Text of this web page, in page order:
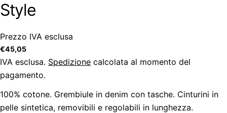
Style
Prezzo IVA esclusa
Prezzo
regolare
€45,05
IVA esclusa. Spedizione calcolata al momento del
pagamento.
100% cotone. Grembiule in denim con tasche. Cinturini in
pelle sintetica, removibili e regolabili in lunghezza.